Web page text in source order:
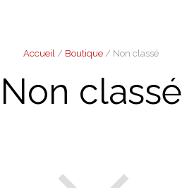
Accueil / Boutique / Non classé
Non classé